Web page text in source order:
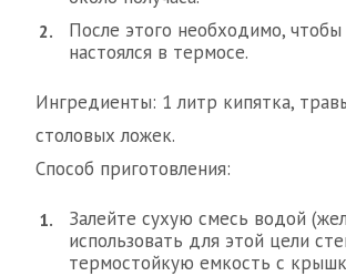
После этого необходимо,
настоялся в термосе.
Ингредиенты: 1 литр кипятка,
столовых ложек.
Способ приготовления:
Залейте сухую смесь водой
использовать для этой цели
термостойкую емкость с